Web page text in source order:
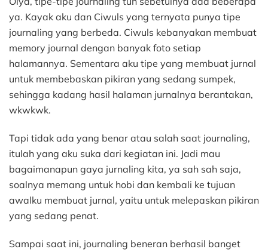
ya. Kayak aku dan Ciwuls yang ternyata punya tipe
journaling yang berbeda. Ciwuls kebanyakan membuat
memory journal dengan banyak foto setiap
halamannya. Sementara aku tipe yang membuat jurnal
untuk membebaskan pikiran yang sedang sumpek,
sehingga kadang hasil halaman jurnalnya berantakan,
wkwkwk.
Tapi tidak ada yang benar atau salah saat journaling,
itulah yang aku suka dari kegiatan ini. Jadi mau
bagaimanapun gaya jurnaling kita, ya sah sah saja,
soalnya memang untuk hobi dan kembali ke tujuan
awalku membuat jurnal, yaitu untuk melepaskan pikiran
yang sedang penat.
Sampai saat ini, journaling beneran berhasil banget